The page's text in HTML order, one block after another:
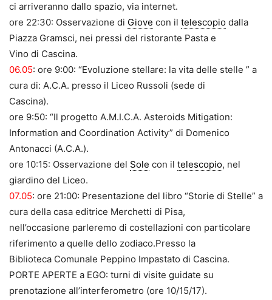
ci arriveranno dallo spazio, via internet.
ore 22:30: Osservazione di Giove con il telescopio dalla
Piazza Gramsci, nei pressi del ristorante Pasta e
Vino di Cascina.
06.05: ore 9:00: “Evoluzione stellare: la vita delle stelle ” a
cura di: A.C.A. presso il Liceo Russoli (sede di
Cascina).
ore 9:50: “Il progetto A.M.I.C.A. Asteroids Mitigation:
Information and Coordination Activity” di Domenico
Antonacci (A.C.A.).
ore 10:15: Osservazione del Sole con il telescopio, nel
giardino del Liceo.
07.05: ore 21:00: Presentazione del libro “Storie di Stelle” a
cura della casa editrice Merchetti di Pisa,
nell’occasione parleremo di costellazioni con particolare
riferimento a quelle dello zodiaco.Presso la
Biblioteca Comunale Peppino Impastato di Cascina.
PORTE APERTE a EGO: turni di visite guidate su
prenotazione all’interferometro (ore 10/15/17).